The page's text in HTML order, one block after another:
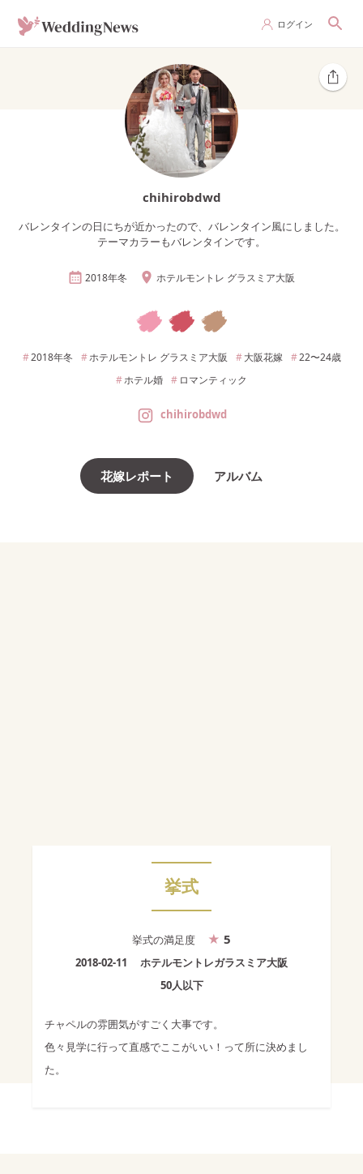
ログイン
chihirobdwd
バレンタインの日にちが近かったので、バレンタイン風にしました。
テーマカラーもバレンタインです。
2018年冬 ホテルモントレ グラスミア大阪
2018年冬 ホテルモントレ グラスミア大阪 大阪花嫁 22〜24歳
ホテル婚
ロマンティック
chihirobdwd
花嫁レポート アルバム
挙式
挙式の満足度 5
2018-02-11
ホテルモントレガラスミア大阪
50人以下
チャペルの雰囲気がすごく大事です。
色々見学に行って直感でここがいい！って所に決めまし
た。